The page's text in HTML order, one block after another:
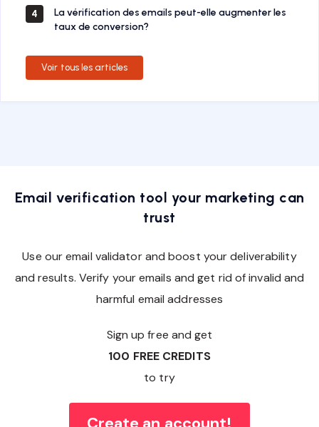
4
La vérification des emails peut-elle augmenter les
taux de conversion?
Voir tous les articles
Email verification tool your marketing can
trust
Use our email validator and boost your deliverability
and results. Verify your emails and get rid of invalid and
harmful email addresses
Sign up free and get
100 FREE CREDITS
to try